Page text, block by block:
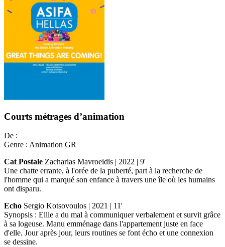
Courts métrages d’animation
De :
Genre : Animation GR
Cat Postale Zacharias Mavroeidis | 2022 | 9'
Une chatte errante, à l'orée de la puberté, part à la recherche de
l'homme qui a marqué son enfance à travers une île où les humains
ont disparu.
Echo Sergio Kotsovoulos | 2021 | 11'
Synopsis : Ellie a du mal à communiquer verbalement et survit grâce
à sa logeuse. Manu emménage dans l'appartement juste en face
d'elle. Jour après jour, leurs routines se font écho et une connexion
se dessine.